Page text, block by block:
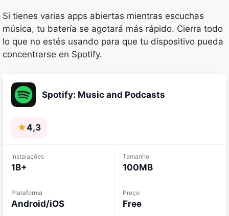
Si tienes varias apps abiertas mientras escuchas
música, tu batería se agotará más rápido. Cierra todo
lo que no estés usando para que tu dispositivo pueda
concentrarse en Spotify.
Spotify: Music and Podcasts
★4,3
Instalações
1B+
Tamanho
100MB
Plataforma
Android/iOS
Preço
Free